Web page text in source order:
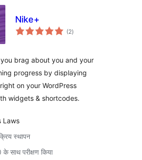
Nike+
(2कुल
दर)
brag about you and your
progress by displaying
on your WordPress
widgets & shortcodes.
Laws
स्थापन
साथ परीक्षण किया